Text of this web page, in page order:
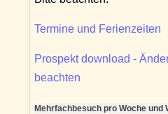
Termine und Ferienzeiten
Prospekt download -
beachten
Mehrfachbesuch pro Woche und